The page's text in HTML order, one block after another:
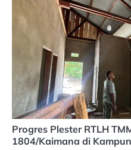
Progres Plester RTLH
1804/Kaimana di